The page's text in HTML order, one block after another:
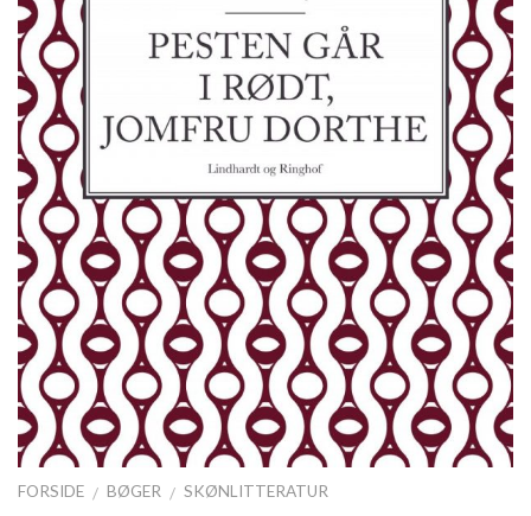
FORSIDE / BØGER / SKØNLITTERATUR